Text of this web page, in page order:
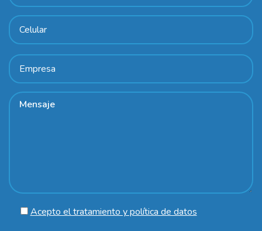
Acepto el tratamiento y política de datos